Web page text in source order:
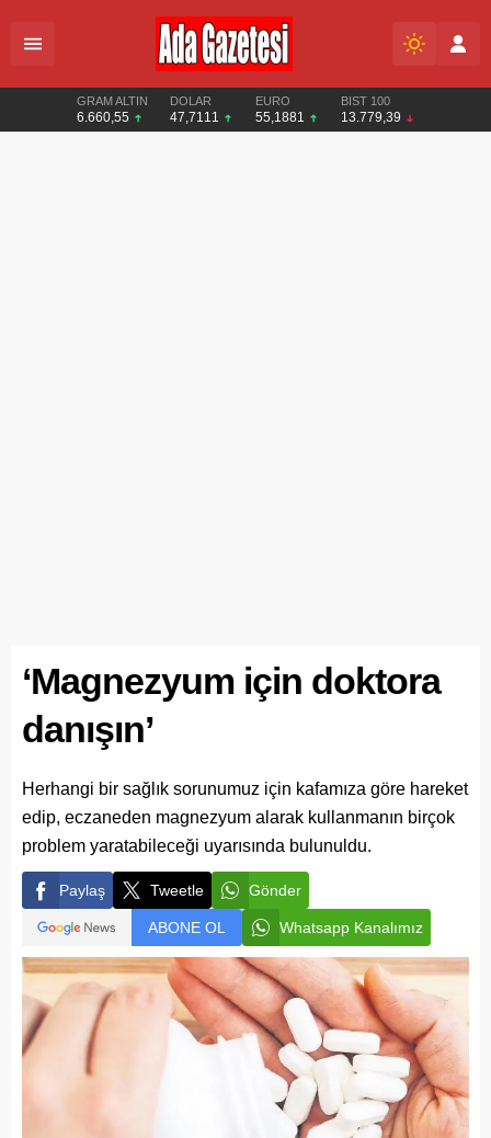
GRAM ALTIN
6.660,55
DOLAR
47,7111
EURO
55,1881
BIST 100
13.779,39
‘Magnezyum için doktora
danışın’
Herhangi bir sağlık sorunumuz için kafamıza göre hareket
edip, eczaneden magnezyum alarak kullanmanın birçok
problem yaratabileceği uyarısında bulunuldu.
Paylaş Tweetle Gönder
ABONE OL Whatsapp Kanalımız